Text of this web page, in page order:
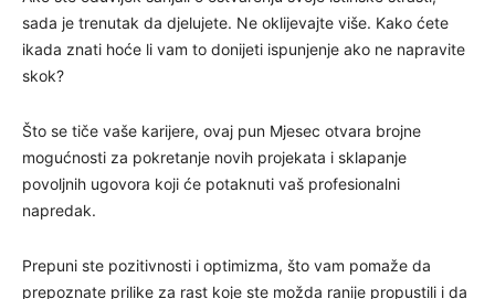
sada je trenutak da djelujete. Ne oklijevajte više. Kako ćete
ikada znati hoće li vam to donijeti ispunjenje ako ne napravite
skok?
Što se tiče vaše karijere, ovaj pun Mjesec otvara brojne
mogućnosti za pokretanje novih projekata i sklapanje
povoljnih ugovora koji će potaknuti vaš profesionalni
napredak.
Prepuni ste pozitivnosti i optimizma, što vam pomaže da
prepoznate prilike za rast koje ste možda ranije propustili i da